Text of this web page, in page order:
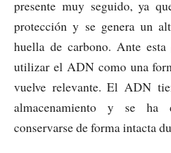
presente muy seguido, ya
protección y se genera un
huella de carbono. Ante
utilizar el ADN como una
vuelve relevante. El ADN
almacenamiento y se ha
conservarse de forma intacta